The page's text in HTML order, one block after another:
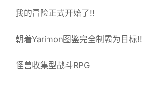
我的冒险正式开始了!!
朝着Yarimon图鉴完全制霸为目标!!
怪兽收集型战斗RPG